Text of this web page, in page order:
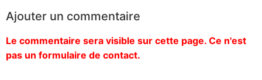
Ajouter un commentaire
Le commentaire sera visible sur cette page. Ce n'est
pas un formulaire de contact.